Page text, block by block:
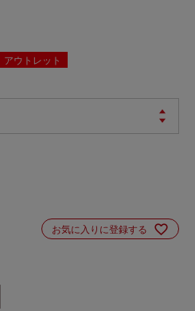
アウトレット
お気に入りに登録する